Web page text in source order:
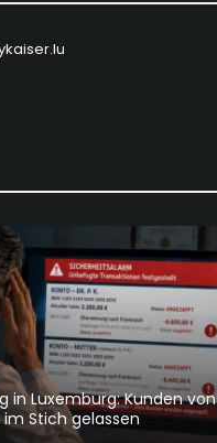
in Luxemburg: Kunden von
im Stich gelassen